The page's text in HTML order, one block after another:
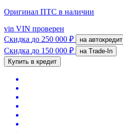
Оригинал ПТС в наличии
vin VIN проверен
Скидка до 250 000 ₽ на автокредит
Скидка до 150 000 ₽
на Trade-In
Купить в кредит